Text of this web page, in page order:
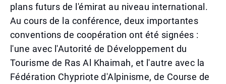
plans futurs de l'émirat au niveau international.
Au cours de la conférence, deux importantes
conventions de coopération ont été signées :
l'une avec l'Autorité de Développement du
Tourisme de Ras Al Khaimah, et l'autre avec la
Fédération Chypriote d'Alpinisme, de Course de